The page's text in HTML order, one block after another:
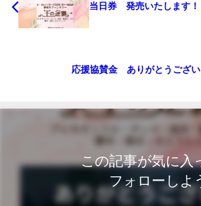
当日券 発売いたします！
応援協賛金 ありがとうござい
この記事が気に入
フォローしよ